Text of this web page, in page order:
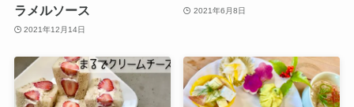
ラメルソース
2021年12月14日
2021年6月8日